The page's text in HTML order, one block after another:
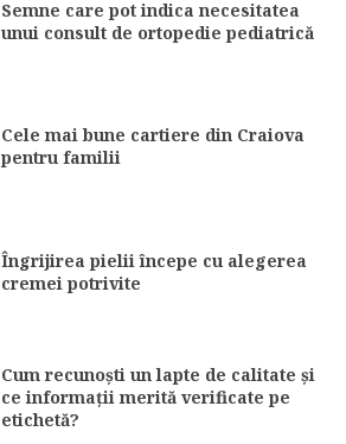
Semne care pot indica necesitatea
unui consult de ortopedie pediatrică
Cele mai bune cartiere din Craiova
pentru familii
Îngrijirea pielii începe cu alegerea
cremei potrivite
Cum recunoști un lapte de calitate și
ce informații merită verificate pe
etichetă?